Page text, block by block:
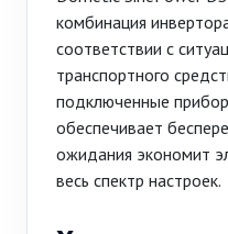
комбинация
соответствии с
транспортного
подключенные
обеспечивает
ожидания экономит
весь спектр настроек.